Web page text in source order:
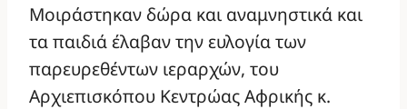
Μοιράστηκαν δώρα και αναμνηστικά και
τα παιδιά έλαβαν την ευλογία των
παρευρεθέντων ιεραρχών, του
Αρχιεπισκόπου Κεντρώας Αφρικής κ.